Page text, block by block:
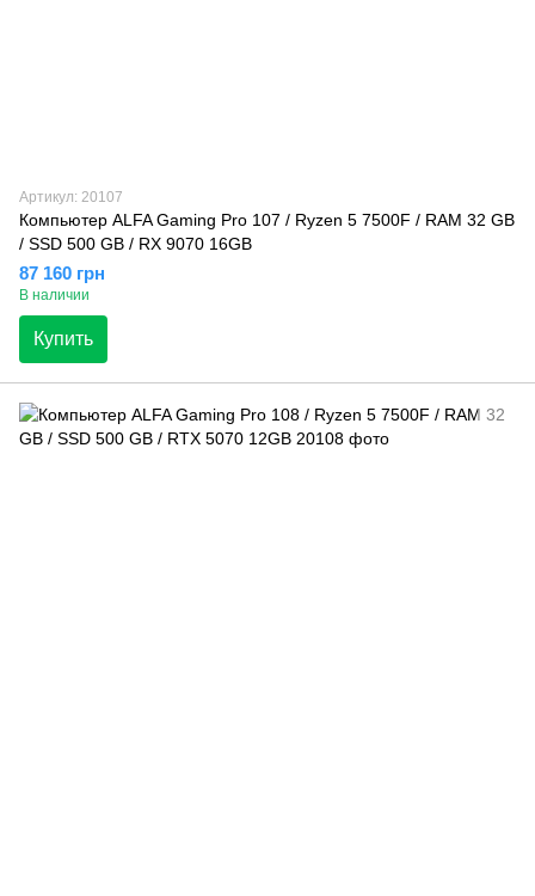
Артикул: 20107
Компьютер ALFA Gaming Pro 107 / Ryzen 5 7500F / RAM 32 GB
/ SSD 500 GB / RX 9070 16GB
87 160 грн
В наличии
Купить